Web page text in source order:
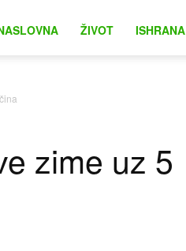
ŽIVOT ISHRANA
zime uz 5